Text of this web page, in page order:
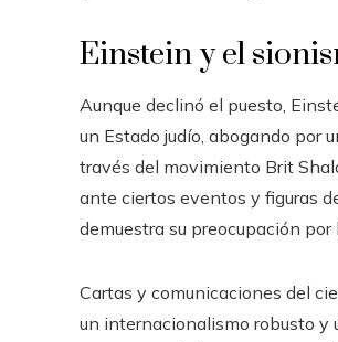
Einstein y el
Aunque declinó el puesto,
un Estado judío, abogando por
través del movimiento Brit
ante ciertos eventos y figuras
demuestra su preocupación
Cartas y comunicaciones del
un internacionalismo robusto y